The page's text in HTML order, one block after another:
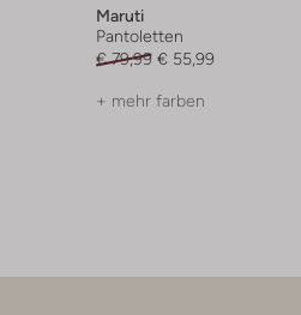
Maruti
Pantoletten
€ 79,99 € 55,99
+ mehr farben